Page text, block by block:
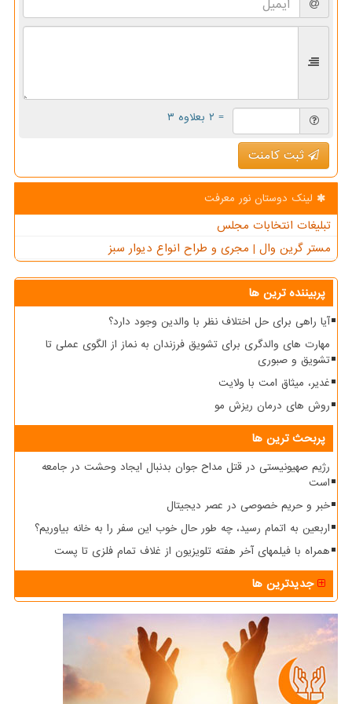
= ۲ بعلاوه ۳
ثبت کامنت
لینک دوستان نور معرفت
تبلیغات انتخابات مجلس
مستر گرین وال | مجری و طراح انواع دیوار سبز
پربیننده ترین ها
آیا راهی برای حل اختلاف نظر با والدین وجود دارد؟
مهارت های والدگری برای تشویق فرزندان به نماز از الگوی عملی تا
تشویق و صبوری
غدیر، میثاق امت با ولایت
روش های درمان ریزش مو
پربحث ترین ها
رژیم صهیونیستی در قتل مداح جوان بدنبال ایجاد وحشت در جامعه
است
خبر و حریم خصوصی در عصر دیجیتال
اربعین به اتمام رسید، چه طور حال خوب این سفر را به خانه بیاوریم؟
همراه با فیلمهای آخر هفته تلویزیون از غلاف تمام فلزی تا پست
جدیدترین ها